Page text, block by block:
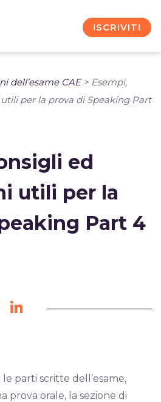
ISCRIVITI
dell’esame CAE> Esempi,
per la prova di Speaking Part
ed
utili per la
Part 4
TwitterLinkedIn
parti scritte dell’esame,
prova orale, la sezione di